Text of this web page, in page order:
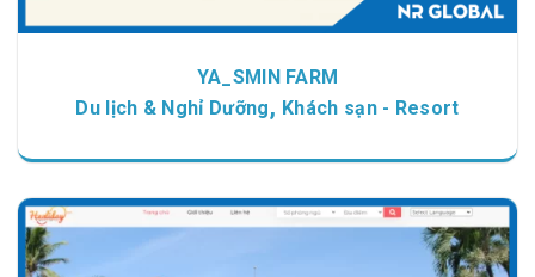
YA_SMIN FARM
Du lịch & Nghỉ Dưỡng, Khách sạn - Resort